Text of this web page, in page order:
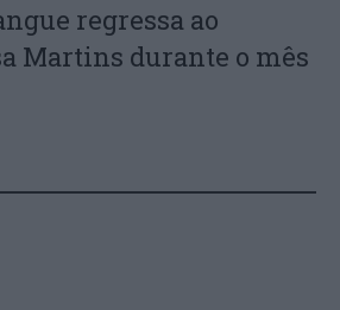
regressa ao
Martins durante o mês